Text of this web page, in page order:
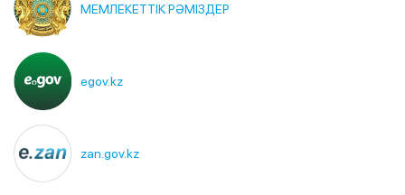
МЕМЛЕКЕТТІК РӘМІЗДЕР
egov.kz
zan.gov.kz